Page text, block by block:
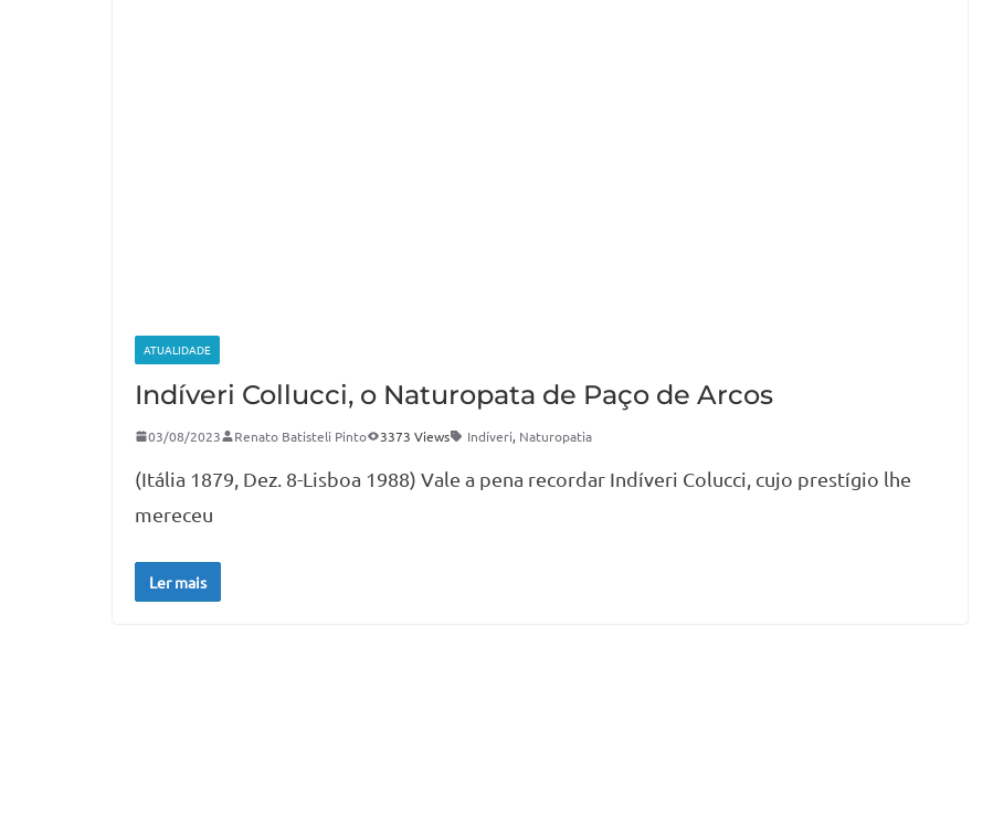
ATUALIDADE
Indíveri Collucci, o Naturopata de Paço de Arcos
03/08/2023 Renato Batisteli Pinto 3373 Views Indíveri, Naturopatia
(Itália 1879, Dez. 8-Lisboa 1988) Vale a pena recordar Indíveri Colucci, cujo prestígio lhe
mereceu
Ler mais